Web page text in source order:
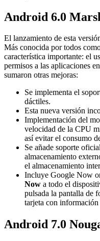
Android 6.0
El lanzamiento de esta
Más conocida por todos
característica importante: el
permisos a las aplicaciones
sumaron otras mejoras:
Se implementa el
dáctiles.
Esta nueva versión
Implementación del
velocidad de la CPU
así evitar el consumo
Se añade soporte
almacenamiento
el almacenamiento
Incluye Google Now
Now a todo el
pulsada la pantalla de
tarjeta con información
Android 7.0